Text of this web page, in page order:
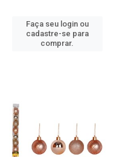
Faça seu login ou
cadastre-se para
comprar.